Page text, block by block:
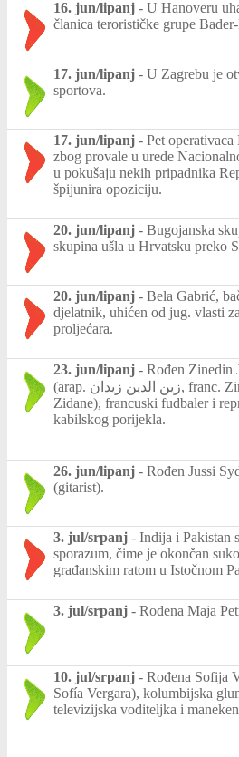
16. jun/lipanj - U Hanoveru
članica terorističke grupe
17. jun/lipanj - U Zagrebu je
sportova.
17. jun/lipanj - Pet operativaca
zbog provale u urede
u pokušaju nekih pripadnika
špijunira opoziciju.
20. jun/lipanj - Bugojanska
skupina ušla u Hrvatsku preko
20. jun/lipanj - Bela Gabrić,
djelatnik, uhićen od jug. vlasti
proljećara.
23. jun/lipanj - Rođen Zinedin
(arap. زين الدين زيدان, franc. Zinedine Yazid
Zidane), francuski fudbaler i
kabilskog porijekla.
26. jun/lipanj - Rođen Jussi
(gitarist).
3. jul/srpanj - Indija i Pakistan
sporazum, čime je okončan
građanskim ratom u Istočnom
3. jul/srpanj - Rođena Maja
10. jul/srpanj - Rođena Sofija
Sofía Vergara), kolumbijska
televizijska voditeljka i